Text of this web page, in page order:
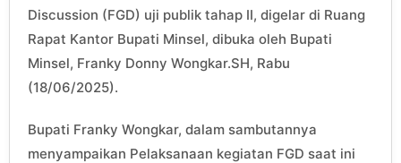
Discussion (FGD) uji publik tahap II, digelar di Ruang
Rapat Kantor Bupati Minsel, dibuka oleh Bupati
Minsel, Franky Donny Wongkar.SH, Rabu
(18/06/2025).
Bupati Franky Wongkar, dalam sambutannya
menyampaikan Pelaksanaan kegiatan FGD saat ini